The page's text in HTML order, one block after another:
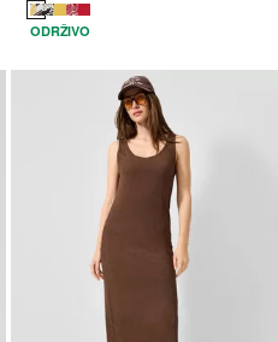
ODRŽIVO